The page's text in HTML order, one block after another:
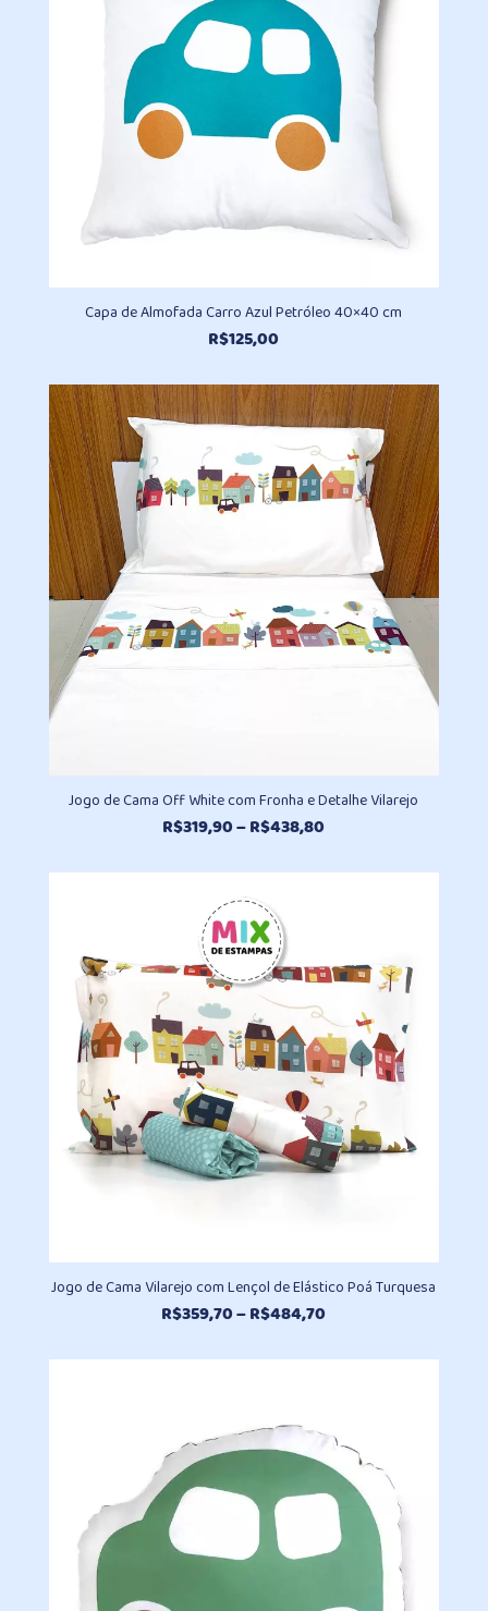
Capa de Almofada Carro Azul Petróleo 40×40 cm
R$125,00
Jogo de Cama Off White com Fronha e Detalhe Vilarejo
R$319,90–R$438,80
preço:
Jogo de Cama Vilarejo com Lençol de Elástico Poá Turquesa
R$359,70–R$484,70
preço:
R$484,70